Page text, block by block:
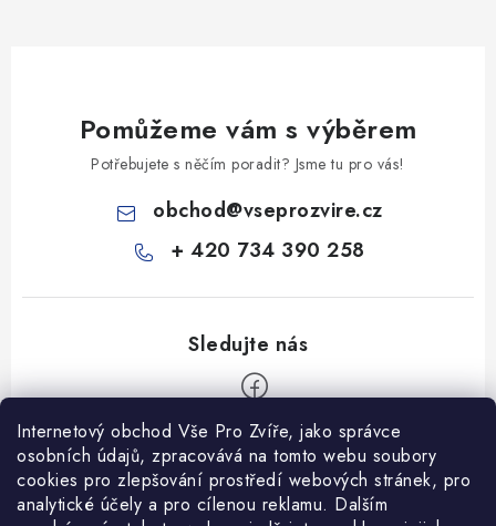
Internetový obchod Vše Pro Zvíře, jako správce
osobních údajů, zpracovává na tomto webu soubory
cookies pro zlepšování prostředí webových stránek, pro
analytické účely a pro cílenou reklamu. Dalším
Pomůžeme vám s výběrem
Potřebujete s něčím poradit? Jsme tu pro vás!
obchod@vseprozvire.cz
+ 420 734 390 258
Informace pro Vás